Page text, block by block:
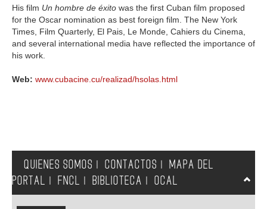
His film Un hombre de éxito was the first Cuban film proposed
for the Oscar nomination as best foreign film. The New York
Times, Film Quarterly, El Pais, Le Monde, Cahiers du Cinema,
and several international media have reflected the importance of
his work.
Web: www.cubacine.cu/realizad/hsolas.html
QUIENES SOMOS CONTACTOS
MAPA DEL
PORTAL
FNCL BIBLIOTECA OCAL